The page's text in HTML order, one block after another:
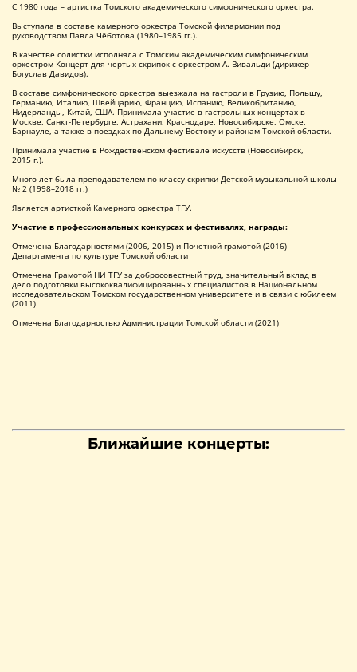
С 1980 года – артистка Томского академического симфонического оркестра.
Выступала в составе камерного оркестра Томской филармонии под
руководством Павла Чёботова (1980–1985 гг.).
В качестве солистки исполняла с Томским академическим симфоническим
оркестром Концерт для чертых скрипок с оркестром А. Вивальди (дирижер –
Богуслав Давидов).
В составе симфонического оркестра выезжала на гастроли в Грузию, Польшу,
Германию, Италию, Швейцарию, Францию, Испанию, Великобританию,
Нидерланды, Китай, США. Принимала участие в гастрольных концертах в
Москве, Санкт-Петербурге, Астрахани, Краснодаре, Новосибирске, Омске,
Барнауле, а также в поездках по Дальнему Востоку и районам Томской области.
Принимала участие в Рождественском фестивале искусств (Новосибирск,
2015 г.).
Много лет была преподавателем по классу скрипки Детской музыкальной школы
№ 2 (1998–2018 гг.)
Является артисткой Камерного оркестра ТГУ.
Участие в профессиональных конкурсах и фестивалях, награды:
Отмечена Благодарностями (2006, 2015) и Почетной грамотой (2016)
Департамента по культуре Томской области
Отмечена Грамотой НИ ТГУ за добросовестный труд, значительный вклад в
дело подготовки высококвалифицированных специалистов в Национальном
исследовательском Томском государственном университете и в связи с юбилеем
(2011)
Отмечена Благодарностью Администрации Томской области (2021)
Ближайшие концерты: